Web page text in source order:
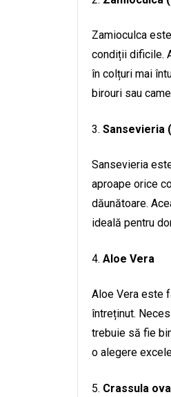
Zamioculca
condiții dificile.
în colțuri mai
birouri sau
Sansevieria
Sansevieria
aproape orice
dăunătoare.
ideală pentru
Aloe Vera
Aloe Vera este
întreținut.
trebuie să fie
o alegere
Crassula